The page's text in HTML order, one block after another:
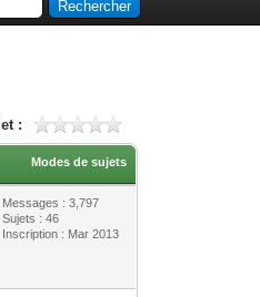
:
Modes de sujets
Messages : 3,797
Sujets : 46
Inscription : Mar 2013